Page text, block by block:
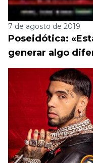
7 de agosto de 2019
Poseidótica:
generar algo